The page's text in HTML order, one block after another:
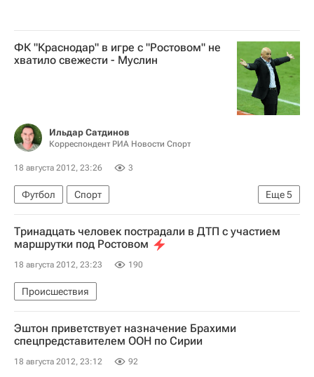
ФК "Краснодар" в игре с "Ростовом" не
хватило свежести - Муслин
Ильдар Сатдинов
Корреспондент РИА Новости Спорт
18 августа 2012, 23:26 3
Еще5
Футбол
Спорт
Мультимедийный спортивный пакет
Славолюб Муслин
РПЛ 2026-2027 (Чемпионат России по футболу)
Ростов
Краснодар
Тринадцать человек пострадали в ДТП с участием
маршрутки под Ростовом
18 августа 2012, 23:23 190
Происшествия
Эштон приветствует назначение Брахими
спецпредставителем ООН по Сирии
18 августа 2012, 23:12 92